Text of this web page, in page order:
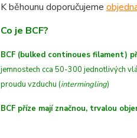
K běhounu doporučujeme
Co je BCF?
BCF (bulked continoues filament)
jemnostech cca 50-300 jednotlivých
proudu vzduchu (intermingling)
BCF příze mají značnou, trvalou